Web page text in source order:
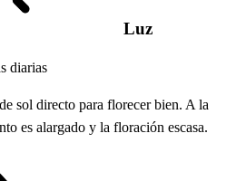
Luz
diarias
sol directo para florecer bien. A la
es alargado y la floración escasa.